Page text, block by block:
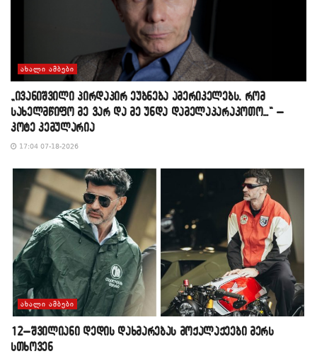
ᲐᲮᲐᲚᲘ ᲐᲛᲑᲔᲑᲘ
„ივანიშვილი პირდაპირ ეუბნება ამერიკელებს, რომ
სახელმწიფო მე ვარ და მე უნდა დამელაპარაკოთო…“ –
კოტე კემულარია
17:04 07-18-2026
ᲐᲮᲐᲚᲘ ᲐᲛᲑᲔᲑᲘ
12–შვილიანი დედის დახმარებას მოქალაქეები მერს
სთხოვენ